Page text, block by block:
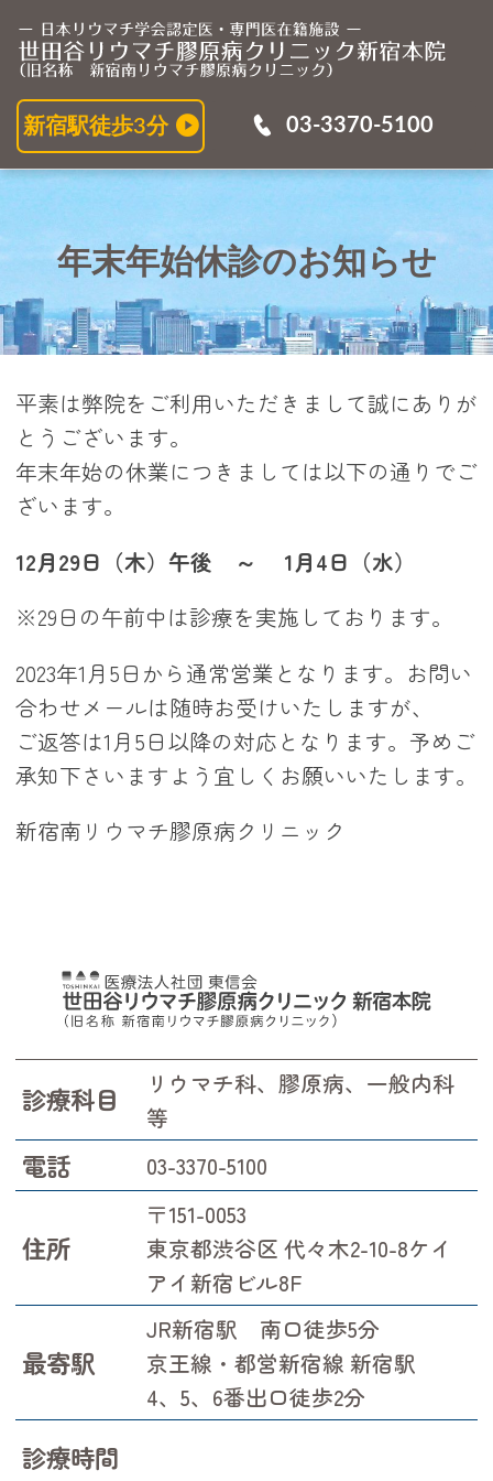
新宿駅徒歩3分 03-3370-5100
年末年始休診のお知らせ
平素は弊院をご利用いただきまして誠にありが
とうございます。
年末年始の休業につきましては以下の通りでご
ざいます。
12月29日（木）午後 ～ 1月4日（水）
※29日の午前中は診療を実施しております。
2023年1月5日から通常営業となります。お問い
合わせメールは随時お受けいたしますが、
ご返答は1月5日以降の対応となります。予めご
承知下さいますよう宜しくお願いいたします。
新宿南リウマチ膠原病クリニック
診療科目
リウマチ科、膠原病、一般内科
等
電話 03-3370-5100
住所
〒151-0053
東京都渋谷区 代々木2-10-8ケイ
アイ新宿ビル8F
最寄駅
JR新宿駅 南口徒歩5分
京王線・都営新宿線 新宿駅
4、5、6番出口徒歩2分
診療時間